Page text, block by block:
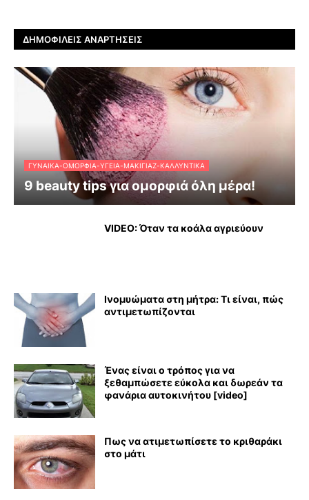
ΔΗΜΟΦΙΛΕΊΣ ΑΝΑΡΤΉΣΕΙΣ
ΓΥΝΑΊΚΑ-ΟΜΟΡΦΙΆ-ΥΓΕΊΑ-ΜΑΚΙΓΙΆΖ-ΚΑΛΛΥΝΤΙΚΆ
9 beauty tips για ομορφιά όλη μέρα!
VIDEO: Όταν τα κοάλα αγριεύουν
Ινομυώματα στη μήτρα: Τι είναι, πώς
αντιμετωπίζονται
Ένας είναι ο τρόπος για να
ξεθαμπώσετε εύκολα και δωρεάν τα
φανάρια αυτοκινήτου [video]
Πως να ατιμετωπίσετε το κριθαράκι
στο μάτι